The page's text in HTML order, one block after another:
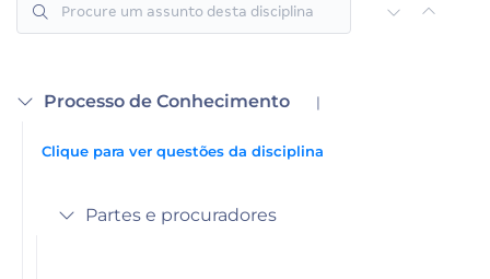
Processo de Conhecimento |
Clique para ver questões da disciplina
Partes e procuradores